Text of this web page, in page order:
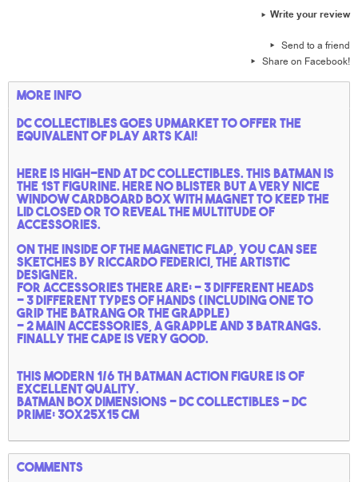
Write your review
Send to a friend
Share on Facebook!
More info
DC collectibles goes upmarket to offer the
equivalent of play arts Kai!
Here is high-end at DC collectibles. This Batman is
the 1st figurine. Here no Blister but a very nice
window cardboard box with magnet to keep the
lid closed or to reveal the multitude of
accessories.
On the inside of the magnetic flap, you can see
sketches by Riccardo Federici, the artistic
designer.
For accessories there are: - 3 different heads
- 3 different types of hands (including one to
grip the batrang or the grapple)
- 2 main accessories, a grapple and 3 Batrangs.
Finally the cape is very good.
This modern 1/6 th Batman action figure is of
excellent quality.
Batman box dimensions - DC collectibles - DC
Prime: 30x25x15 cm
Comments